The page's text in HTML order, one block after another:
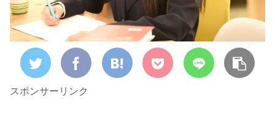
スポンサーリンク